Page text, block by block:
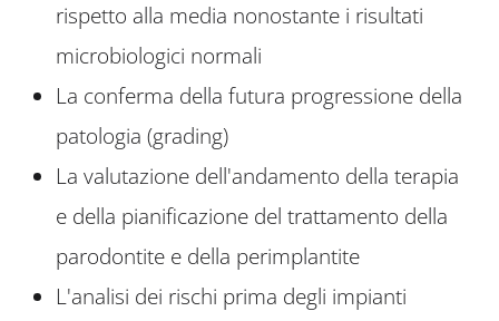
rispetto alla media nonostante i risultati
microbiologici normali
La conferma della futura progressione della
patologia (grading)
La valutazione dell'andamento della terapia
e della pianificazione del trattamento della
parodontite e della perimplantite
L'analisi dei rischi prima degli impianti